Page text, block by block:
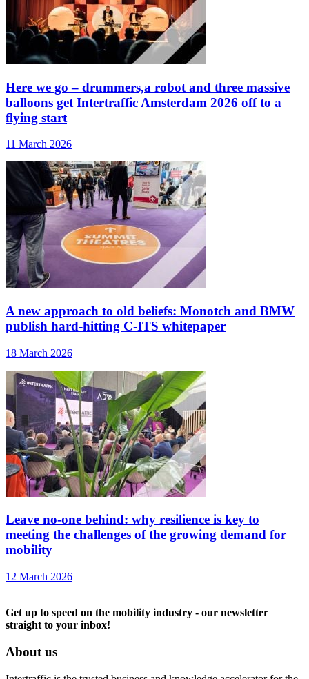
Here we go – drummers,a robot and three massive
balloons get Intertraffic Amsterdam 2026 off to a
flying start
11 March 2026
A new approach to old beliefs: Monotch and BMW
publish hard-hitting C-ITS whitepaper
18 March 2026
Leave no-one behind: why resilience is key to
meeting the challenges of the growing demand for
mobility
12 March 2026
Get up to speed on the mobility industry - our newsletter
straight to your inbox!
About us